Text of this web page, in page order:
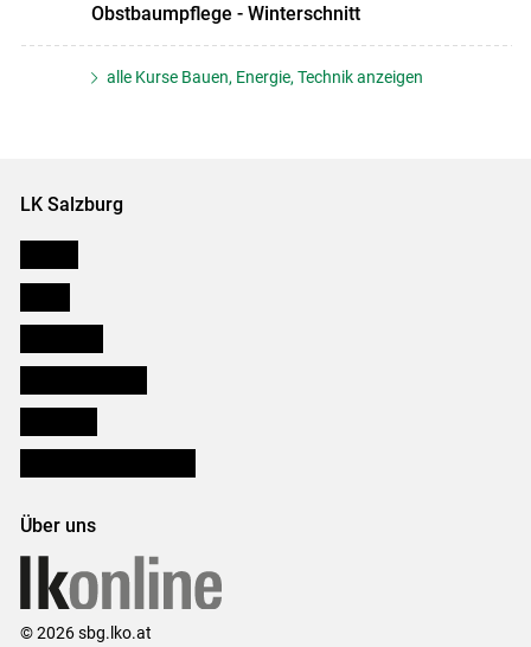
Obstbaumpflege - Winterschnitt
alle Kurse Bauen, Energie, Technik anzeigen
LK Salzburg
Über uns
© 2026 sbg.lko.at